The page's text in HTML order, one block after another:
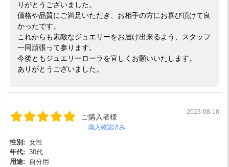
りがとうございました。
価格や品質にご満足いただき、お相手の方にお喜び頂けて良
かったです。
これからも素敵なジュエリーをお届け出来るよう、スタッフ
一同頑張って参ります。
今後ともジュエリーローラを宜しくお願いいたします。
ありがとうございました。
ご購入者様
購入確認済み
2023-08-18
性別: 女性
年代: 30代
用途:
自分用